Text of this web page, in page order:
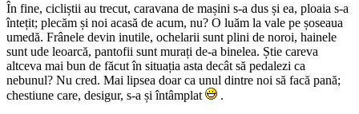
În fine, cicliștii au trecut, caravana de mașini s-a dus și ea, ploaia s-a
întețit; plecăm și noi acasă de acum, nu? O luăm la vale pe șoseaua
umedă. Frânele devin inutile, ochelarii sunt plini de noroi, hainele
sunt ude leoarcă, pantofii sunt murați de-a binelea. Știe careva
altceva mai bun de făcut în situația asta decât să pedalezi ca
nebunul? Nu cred. Mai lipsea doar ca unul dintre noi să facă pană;
chestiune care, desigur, s-a și întâmplat
.